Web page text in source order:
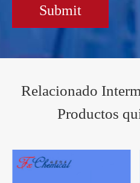
Submit
Relacionado
Productos